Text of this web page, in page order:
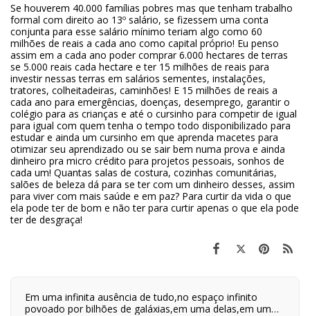
Se houverem 40.000 famílias pobres mas que tenham trabalho
formal com direito ao 13º salário, se fizessem uma conta
conjunta para esse salário mínimo teriam algo como 60
milhões de reais a cada ano como capital próprio! Eu penso
assim em a cada ano poder comprar 6.000 hectares de terras
se 5.000 reais cada hectare e ter 15 milhões de reais para
investir nessas terras em salários sementes, instalações,
tratores, colheitadeiras, caminhões! E 15 milhões de reais a
cada ano para emergências, doenças, desemprego, garantir o
colégio para as crianças e até o cursinho para competir de igual
para igual com quem tenha o tempo todo disponibilizado para
estudar e ainda um cursinho em que aprenda macetes para
otimizar seu aprendizado ou se sair bem numa prova e ainda
dinheiro pra micro crédito para projetos pessoais, sonhos de
cada um! Quantas salas de costura, cozinhas comunitárias,
salões de beleza dá para se ter com um dinheiro desses, assim
para viver com mais saúde e em paz? Para curtir da vida o que
ela pode ter de bom e não ter para curtir apenas o que ela pode
ter de desgraça!
Em uma infinita ausência de tudo,no espaço infinito
povoado por bilhões de galáxias,em uma delas,em um